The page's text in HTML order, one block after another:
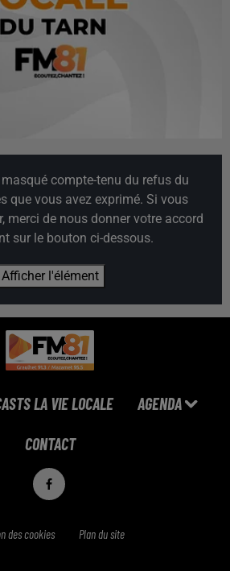
compte-tenu du refus du
que vous avez exprimé. Si vous
merci de nous donner votre accord
sur le bouton ci-dessous.
Afficher l'élément
LA VIE LOCALE AGENDA
CONTACT
des cookies Plan du site